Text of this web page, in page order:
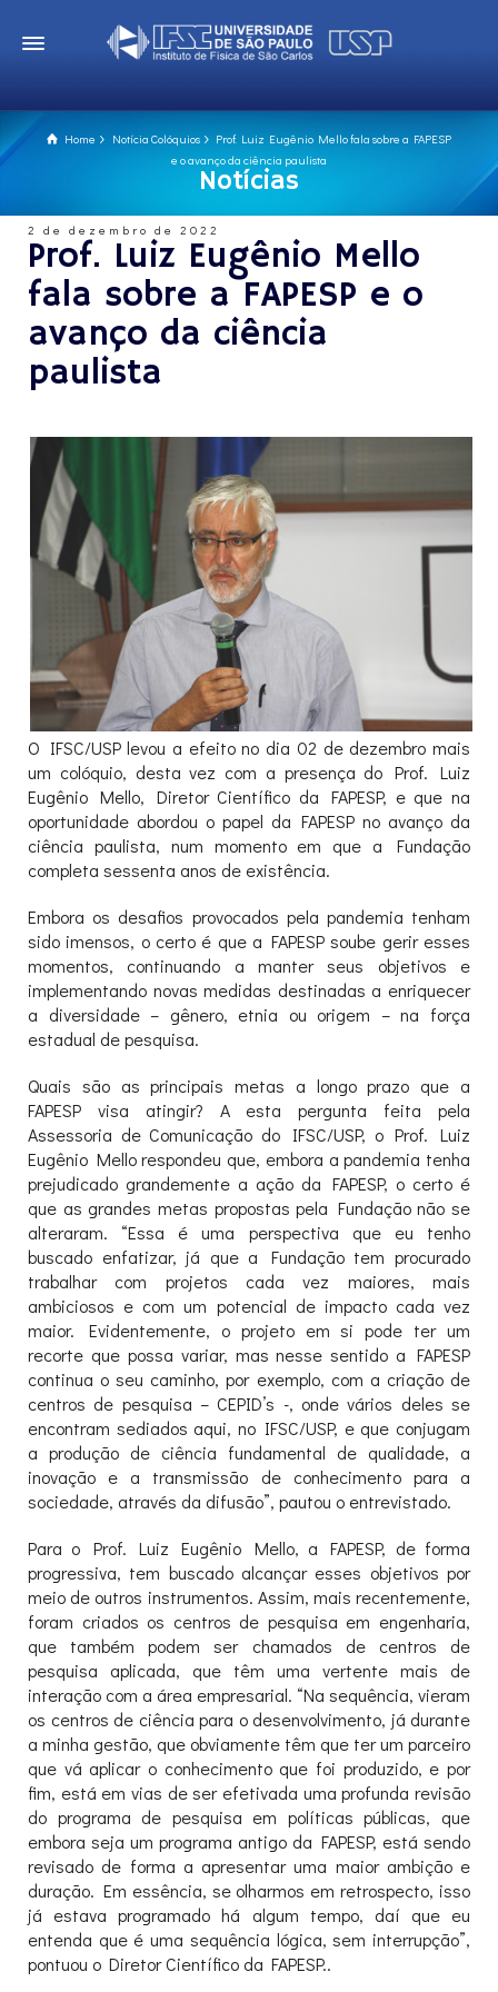
Home Notícia Colóquios
Prof. Luiz Eugênio Mello fala sobre a FAPESP
e o avanço da ciência paulista
Notícias
2 de dezembro de 2022
Prof. Luiz Eugênio Mello
fala sobre a FAPESP e o
avanço da ciência
paulista
O IFSC/USP levou a efeito no dia 02 de dezembro mais
um colóquio, desta vez com a presença do Prof. Luiz
Eugênio Mello, Diretor Científico da FAPESP, e que na
oportunidade abordou o papel da FAPESP no avanço da
ciência paulista, num momento em que a Fundação
completa sessenta anos de existência.
Embora os desafios provocados pela pandemia tenham
sido imensos, o certo é que a FAPESP soube gerir esses
momentos, continuando a manter seus objetivos e
implementando novas medidas destinadas a enriquecer
a diversidade – gênero, etnia ou origem – na força
estadual de pesquisa.
Quais são as principais metas a longo prazo que a
FAPESP visa atingir? A esta pergunta feita pela
Assessoria de Comunicação do IFSC/USP, o Prof. Luiz
Eugênio Mello respondeu que, embora a pandemia tenha
prejudicado grandemente a ação da FAPESP, o certo é
que as grandes metas propostas pela Fundação não se
alteraram. “Essa é uma perspectiva que eu tenho
buscado enfatizar, já que a Fundação tem procurado
trabalhar com projetos cada vez maiores, mais
ambiciosos e com um potencial de impacto cada vez
maior. Evidentemente, o projeto em si pode ter um
recorte que possa variar, mas nesse sentido a FAPESP
continua o seu caminho, por exemplo, com a criação de
centros de pesquisa – CEPID’s -, onde vários deles se
encontram sediados aqui, no IFSC/USP, e que conjugam
a produção de ciência fundamental de qualidade, a
inovação e a transmissão de conhecimento para a
sociedade, através da difusão”, pautou o entrevistado.
Para o Prof. Luiz Eugênio Mello, a FAPESP, de forma
progressiva, tem buscado alcançar esses objetivos por
meio de outros instrumentos. Assim, mais recentemente,
foram criados os centros de pesquisa em engenharia,
que também podem ser chamados de centros de
pesquisa aplicada, que têm uma vertente mais de
interação com a área empresarial. “Na sequência, vieram
os centros de ciência para o desenvolvimento, já durante
a minha gestão, que obviamente têm que ter um parceiro
que vá aplicar o conhecimento que foi produzido, e por
fim, está em vias de ser efetivada uma profunda revisão
do programa de pesquisa em políticas públicas, que
embora seja um programa antigo da FAPESP, está sendo
revisado de forma a apresentar uma maior ambição e
duração. Em essência, se olharmos em retrospecto, isso
já estava programado há algum tempo, daí que eu
entenda que é uma sequência lógica, sem interrupção”,
pontuou o Diretor Científico da FAPESP..